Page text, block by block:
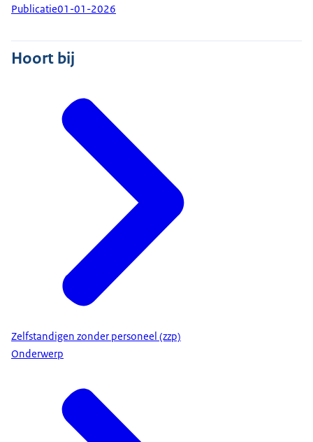
Publicatie01-01-2026
Hoort bij
Zelfstandigen zonder personeel (zzp)
Onderwerp